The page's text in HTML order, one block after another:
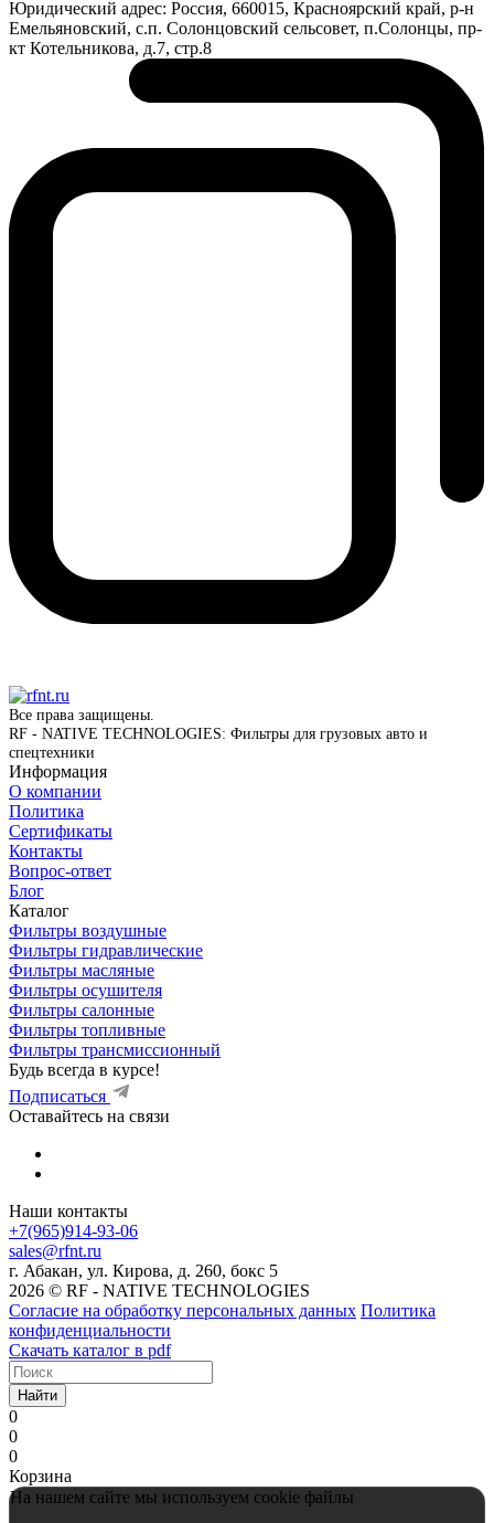
Юридический адрес: Россия, 660015, Красноярский край, р-н
Емельяновский, с.п. Солонцовский сельсовет, п.Солонцы, пр-
кт Котельникова, д.7, стр.8
Все права защищены.
RF - NATIVE TECHNOLOGIES: Фильтры для грузовых авто и
спецтехники
Информация
О компании
Политика
Сертификаты
Контакты
Вопрос-ответ
Блог
Каталог
Фильтры воздушные
Фильтры гидравлические
Фильтры масляные
Фильтры осушителя
Фильтры салонные
Фильтры топливные
Фильтры трансмиссионный
Будь всегда в курсе!
Подписаться
Оставайтесь на связи
Наши контакты
+7(965)914-93-06
sales@rfnt.ru
г. Абакан, ул. Кирова, д. 260, бокс 5
2026 © RF - NATIVE TECHNOLOGIES
Согласие на обработку персональных данных Политика
конфиденциальности
Скачать каталог в pdf
Найти
0
0
0
Корзина
На нашем сайте мы используем cookie файлы